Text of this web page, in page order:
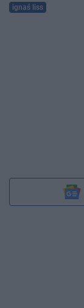
ignaś liss